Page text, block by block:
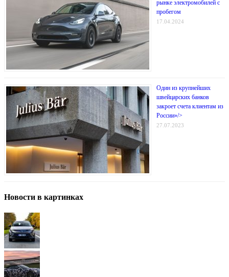
рынке электромобилей с
пробегом
17.04.2024
Один из крупнейших
швейцарских банков
закроет счета клиентам из
России»/>
27.07.2023
Новости в картинках